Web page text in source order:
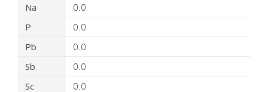
Na
0.0
P
0.0
Pb
0.0
Sb
0.0
Sc
0.0